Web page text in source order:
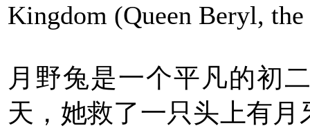
Kingdom (Queen Beryl,
月野兔是一个平凡的初
天，她救了一只头上有